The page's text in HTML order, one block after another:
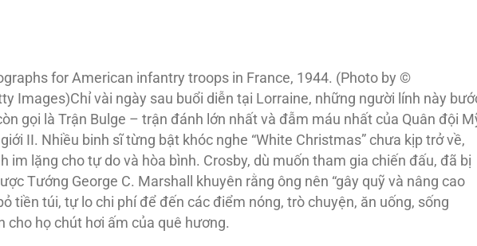
for American infantry troops in France, 1944. (Photo by ©
Images)Chỉ vài ngày sau buổi diễn tại Lorraine, những người lính này
gọi là Trận Bulge – trận đánh lớn nhất và đẫm máu nhất của Quân đội
II. Nhiều binh sĩ từng bật khóc nghe “White Christmas” chưa kịp trở về,
im lặng cho tự do và hòa bình. Crosby, dù muốn tham gia chiến đấu, đã bị
Tướng George C. Marshall khuyên rằng ông nên “gây quỹ và nâng cao
tiền túi, tự lo chi phí để đến các điểm nóng, trò chuyện, ăn uống, sống
cho họ chút hơi ấm của quê hương.